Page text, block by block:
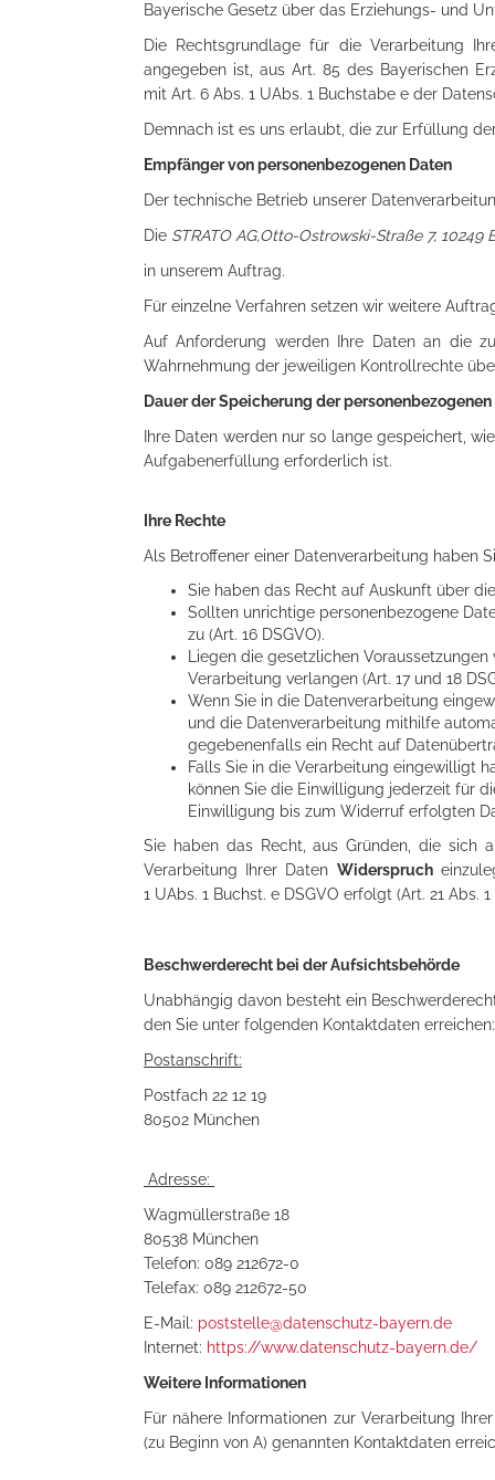
Bayerische Gesetz über das Erziehungs- und
Die Rechtsgrundlage für die Verarbeitung
angegeben ist, aus Art. 85 des Bayerischen
mit Art. 6 Abs. 1 UAbs. 1 Buchstabe e der
Demnach ist es uns erlaubt, die zur Erfüllung
Empfänger von personenbezogenen Daten
Der technische Betrieb unserer
Die STRATO AG,Otto-Ostrowski-Straße 7, 10249
in unserem Auftrag.
Für einzelne Verfahren setzen wir weitere
Auf Anforderung werden Ihre Daten an die
Wahrnehmung der jeweiligen Kontrollrechte
Dauer der Speicherung der personenbezogenen
Ihre Daten werden nur so lange gespeichert,
Aufgabenerfüllung erforderlich ist.
Ihre Rechte
Als Betroffener einer Datenverarbeitung haben
Sie haben das Recht auf Auskunft über
Sollten unrichtige personenbezogene
zu (Art. 16 DSGVO).
Liegen die gesetzlichen
Verarbeitung verlangen (Art. 17 und 18
Wenn Sie in die Datenverarbeitung
und die Datenverarbeitung mithilfe
gegebenenfalls ein Recht auf
Falls Sie in die Verarbeitung eingewilligt
können Sie die Einwilligung jederzeit für
Einwilligung bis zum Widerruf erfolgten
Sie haben das Recht, aus Gründen, die sich
Verarbeitung Ihrer Daten Widerspruch
1 UAbs. 1 Buchst. e DSGVO erfolgt (Art. 21 Abs. 1
Beschwerderecht bei der Aufsichtsbehörde
Unabhängig davon besteht ein
den Sie unter folgenden Kontaktdaten erreichen:
Postanschrift:
Postfach 22 12 19
80502 München
Adresse:
Wagmüllerstraße 18
80538 München
Telefon: 089 212672-0
Telefax: 089 212672-50
E-Mail: poststelle@datenschutz-bayern.de
Internet: https://www.datenschutz-bayern.de/
Weitere Informationen
Für nähere Informationen zur Verarbeitung
(zu Beginn von A) genannten Kontaktdaten